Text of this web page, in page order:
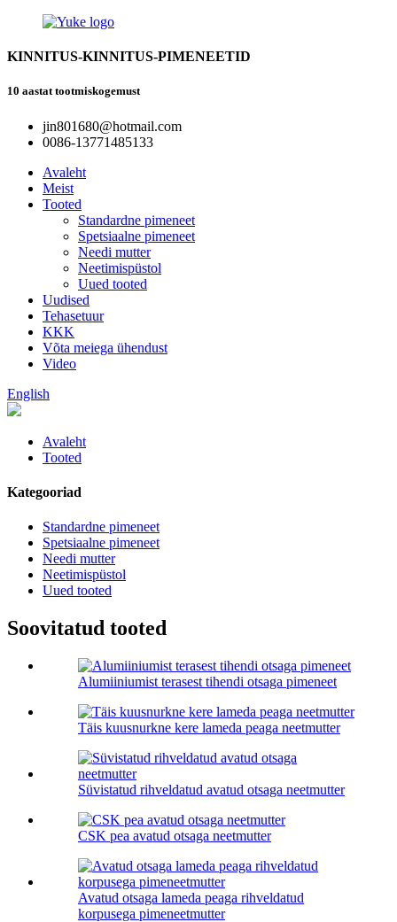
KINNITUS-KINNITUS-PIMENEETID
10 aastat tootmiskogemust
jin801680@hotmail.com
0086-13771485133
Avaleht
Meist
Tooted
Standardne pimeneet
Spetsiaalne pimeneet
Needi mutter
Neetimispüstol
Uued tooted
Uudised
Tehasetuur
KKK
Võta meiega ühendust
Video
English
Avaleht
Tooted
Kategooriad
Standardne pimeneet
Spetsiaalne pimeneet
Needi mutter
Neetimispüstol
Uued tooted
Soovitatud tooted
Alumiiniumist terasest tihendi otsaga pimeneet
Täis kuusnurkne kere lameda peaga neetmutter
Süvistatud rihveldatud avatud otsaga neetmutter
CSK pea avatud otsaga neetmutter
Avatud otsaga lameda peaga rihveldatud
korpusega pimeneetmutter